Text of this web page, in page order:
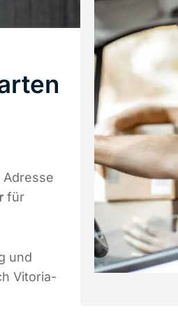
Adresse
für
und
Vitoria-